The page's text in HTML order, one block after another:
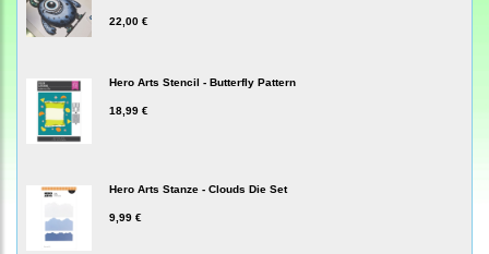
22,00 €
Hero Arts Stencil - Butterfly Pattern
18,99 €
Hero Arts Stanze - Clouds Die Set
9,99 €